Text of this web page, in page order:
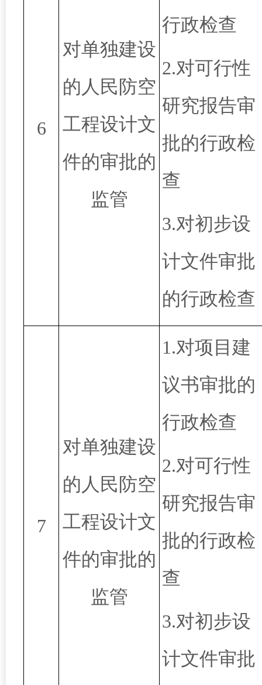
6
对单独建设
的人民防空
工程设计文
件的审批的
监管
行政检查
2.对可行性
研究报告审
批的行政检
查
3.对初步设
计文件审批
的行政检查
7
对单独建设
的人民防空
工程设计文
件的审批的
监管
1.对项目建
议书审批的
行政检查
2.对可行性
研究报告审
批的行政检
查
3.对初步设
计文件审批